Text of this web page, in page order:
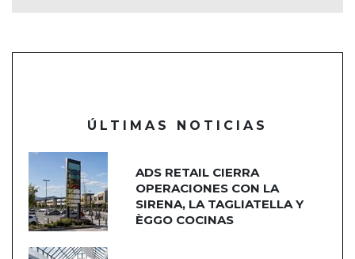
ÚLTIMAS NOTICIAS
ADS RETAIL CIERRA
OPERACIONES CON LA
SIRENA, LA TAGLIATELLA Y
ÈGGO COCINAS